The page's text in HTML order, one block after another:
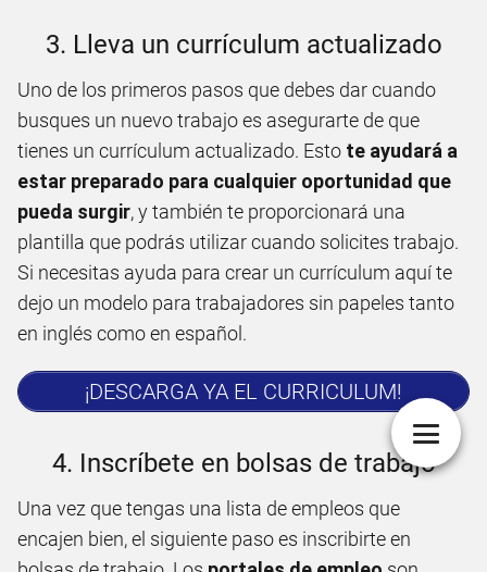
3. Lleva un currículum actualizado
Uno de los primeros pasos que debes dar cuando
busques un nuevo trabajo es asegurarte de que
tienes un currículum actualizado. Esto te ayudará a
estar preparado para cualquier oportunidad que
pueda surgir, y también te proporcionará una
plantilla que podrás utilizar cuando solicites trabajo.
Si necesitas ayuda para crear un currículum aquí te
dejo un modelo para trabajadores sin papeles tanto
en inglés como en español.
¡DESCARGA YA EL CURRICULUM!
4. Inscríbete en bolsas de trabajo
Una vez que tengas una lista de empleos que
encajen bien, el siguiente paso es inscribirte en